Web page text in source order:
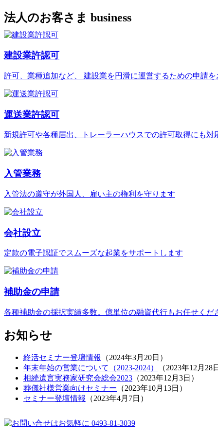
法人のお客さま business
建設業許認可
許可、業種追加など、 建設業を円滑に運営するための申請
運送業許認可
新規許可や各種届出、トレーラーハウスでの許可取得にも対
入管業務
入管法の遵守が外国人、雇い主の権利を守ります
会社設立
定款の電子認証でスムーズな起業をサポートします
補助金の申請
各種補助金の採択実績多数。億単位の融資代行もお任せくだ
お知らせ
終活セミナー登壇情報 （2024年3月20日 ）
年末年始の営業について（2023-2024）
（2023年12月28日
相続遺言実務家研究会総会2023 （2023年12月3日 ）
葬儀社様営業向けセミナー （2023年10月13日 ）
セミナー登壇情報
（2023年4月7日 ）